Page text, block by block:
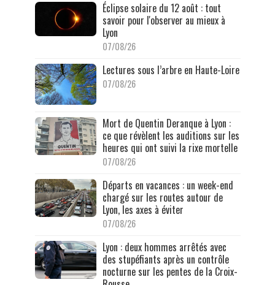
Éclipse solaire du 12 août : tout
savoir pour l'observer au mieux à
Lyon
07/08/26
Lectures sous l’arbre en Haute-Loire
07/08/26
Mort de Quentin Deranque à Lyon :
ce que révèlent les auditions sur les
heures qui ont suivi la rixe mortelle
07/08/26
Départs en vacances : un week-end
chargé sur les routes autour de
Lyon, les axes à éviter
07/08/26
Lyon : deux hommes arrêtés avec
des stupéfiants après un contrôle
nocturne sur les pentes de la Croix-